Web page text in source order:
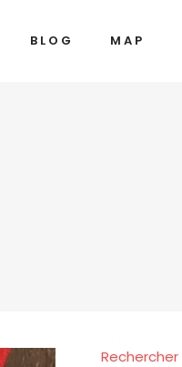
BLOG MAP
Rechercher